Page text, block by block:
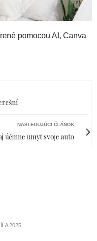
pomocou AI, Canva
NASLEDUJÚCI ČLÁNOK
účinne umyť svoje auto
2025